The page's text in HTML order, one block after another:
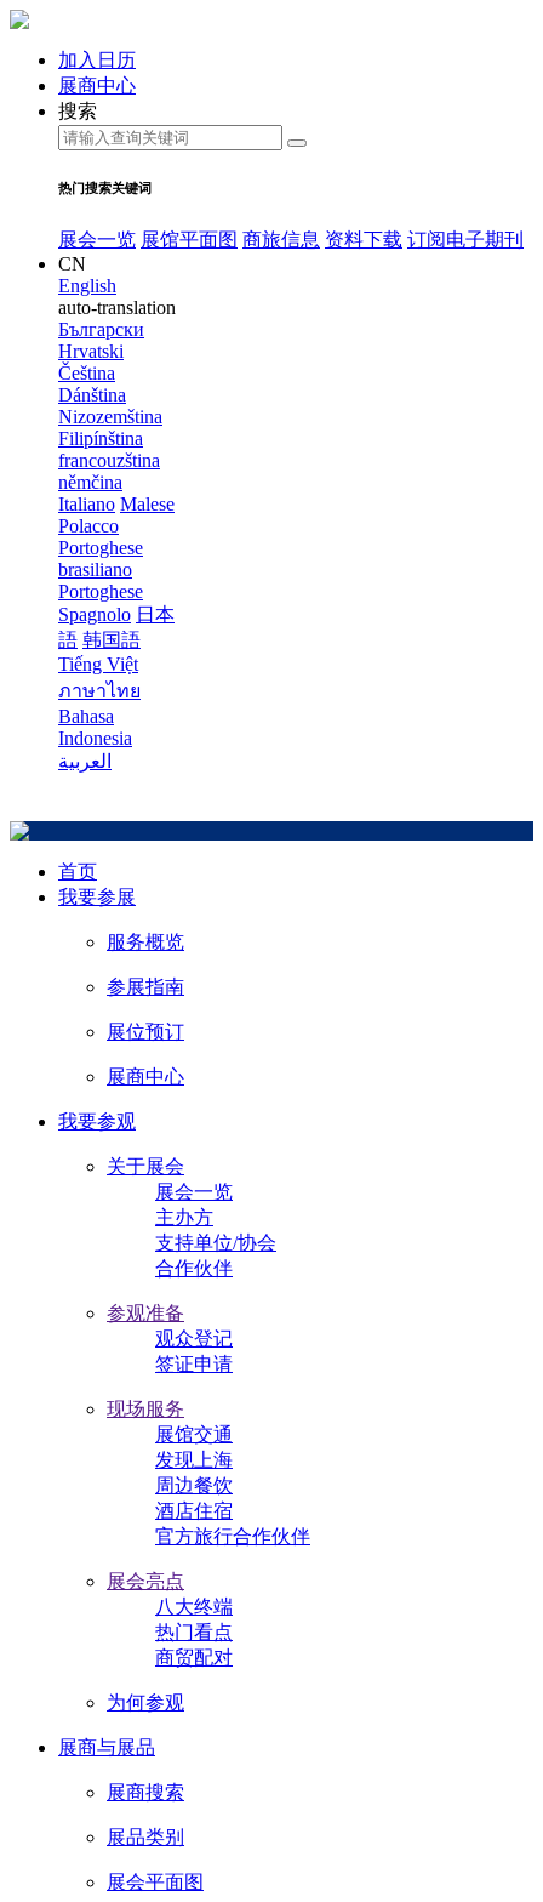
加入日历
展商中心
搜索
热门搜索关键词
展会一览 展馆平面图 商旅信息 资料下载 订阅电子期刊
CN
English
auto-translation
Български
Hrvatski
Čeština
Dánština
Nizozemština
Filipínština
francouzština
němčina
Italiano Malese
Polacco
Portoghese
brasiliano
Portoghese
Spagnolo 日本
語 韩国語
Tiếng Việt
ภาษาไทย
Bahasa
Indonesia
العربية
首页
我要参展
服务概览
参展指南
展位预订
展商中心
我要参观
关于展会
展会一览
主办方
支持单位/协会
合作伙伴
参观准备
观众登记
签证申请
现场服务
展馆交通
发现上海
周边餐饮
酒店住宿
官方旅行合作伙伴
展会亮点
八大终端
热门看点
商贸配对
为何参观
展商与展品
展商搜索
展品类别
展会平面图